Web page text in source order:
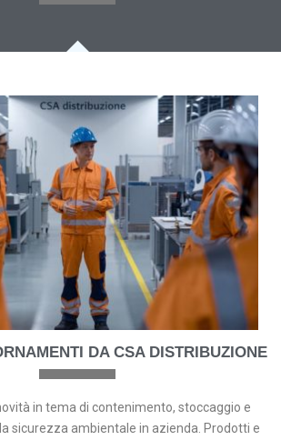
DA CSA DISTRIBUZIONE
in tema di contenimento, stoccaggio e
sicurezza ambientale in azienda. Prodotti e